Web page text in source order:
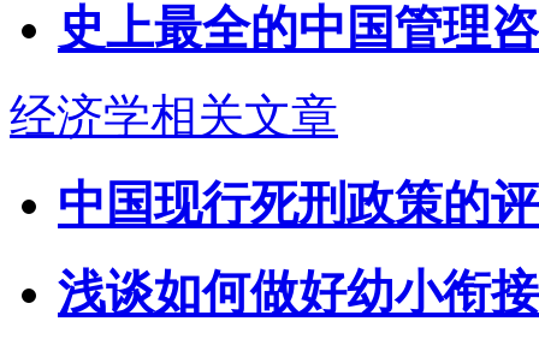
史上最全的中国管理
经济学相关文章
中国现行死刑政策的
浅谈如何做好幼小衔